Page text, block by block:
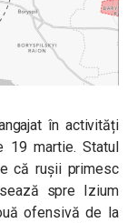
în activități
19 martie. Statul
că rușii primesc
spre Izium
ofensivă de la